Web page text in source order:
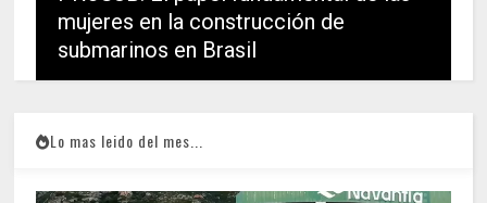
mujeres en la construcción de
submarinos en Brasil
Lo mas leido del mes...